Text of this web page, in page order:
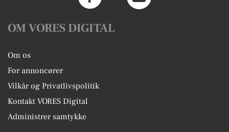
OM VORES DIGITAL
Om os
For annoncører
Vilkår og Privatlivspolitik
Kontakt VORES Digital
Administrer samtykke